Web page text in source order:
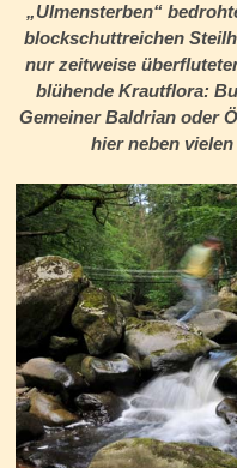
„Ulmensterben“
blockschuttreichen
nur zeitweise
blühende Krautflora:
Gemeiner Baldrian oder
hier neben